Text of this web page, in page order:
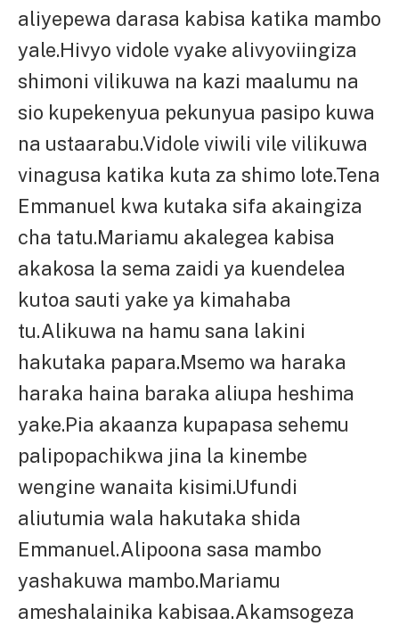
aliyepewa darasa kabisa katika mambo
yale.Hivyo vidole vyake alivyoviingiza
shimoni vilikuwa na kazi maalumu na
sio kupekenyua pekunyua pasipo kuwa
na ustaarabu.Vidole viwili vile vilikuwa
vinagusa katika kuta za shimo lote.Tena
Emmanuel kwa kutaka sifa akaingiza
cha tatu.Mariamu akalegea kabisa
akakosa la sema zaidi ya kuendelea
kutoa sauti yake ya kimahaba
tu.Alikuwa na hamu sana lakini
hakutaka papara.Msemo wa haraka
haraka haina baraka aliupa heshima
yake.Pia akaanza kupapasa sehemu
palipopachikwa jina la kinembe
wengine wanaita kisimi.Ufundi
aliutumia wala hakutaka shida
Emmanuel.Alipoona sasa mambo
yashakuwa mambo.Mariamu
ameshalainika kabisaa.Akamsogeza